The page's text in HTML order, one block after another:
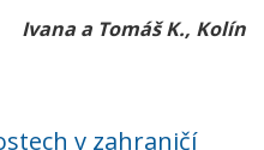
Ivana a Tomáš K., Kolín
v zahraničí